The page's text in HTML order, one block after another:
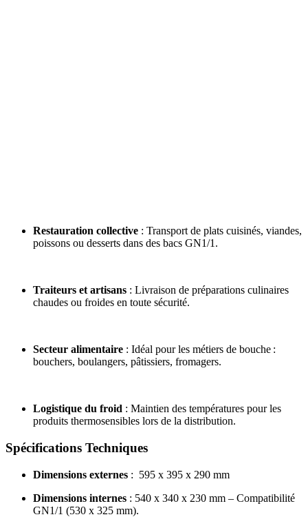
Restauration collective : Transport de plats cuisinés, viandes,
poissons ou desserts dans des bacs GN1/1.
Traiteurs et artisans : Livraison de préparations culinaires
chaudes ou froides en toute sécurité.
Secteur alimentaire : Idéal pour les métiers de bouche :
bouchers, boulangers, pâtissiers, fromagers.
Logistique du froid : Maintien des températures pour les
produits thermosensibles lors de la distribution.
Spécifications Techniques
Dimensions externes : 595 x 395 x 290 mm
Dimensions internes : 540 x 340 x 230 mm – Compatibilité
GN1/1 (530 x 325 mm).